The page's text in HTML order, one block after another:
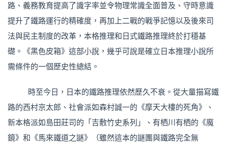
路、義務教育提高了識字率並令物理常識全面普及、守時意識
提升了鐵路運行的精確度，再加上二戰的戰爭記憶以及後來司
法與民主制度的改革，本格推理和日式鐵路推理終於打穩基
礎。《黑色皮箱》這部小說，幾乎可說是確立日本推理小說所
需條件的一個歷史性總結。
時至今日，日本的鐵路推理依然歷久不衰。從大量描寫鐵
路的西村京太郎、社會派如森村誠一的《摩天大樓的死角》、
新本格派如島田莊司的「吉敷竹史系列」、有栖川有栖的《魔
鏡》和《馬來鐵道之謎》（雖然這本的謎團與鐵路完全無